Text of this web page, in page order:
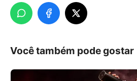
Você também pode gostar